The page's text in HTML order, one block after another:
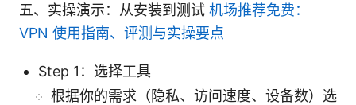
五、实操演示：从安装到测试 机场推荐免费：
VPN 使用指南、评测与实操要点
Step 1：选择工具
根据你的需求（隐私、访问速度、设备数）选